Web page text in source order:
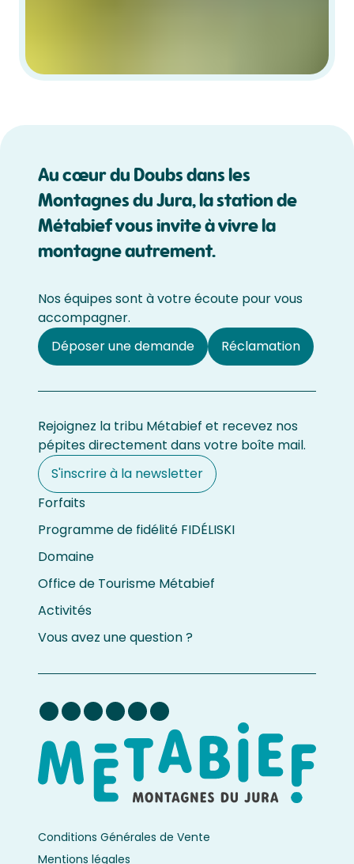
Au cœur du Doubs dans les
Montagnes du Jura, la station de
Métabief vous invite à vivre la
montagne autrement.
Nos équipes sont à votre écoute pour vous
accompagner.
Déposer une demande
Réclamation
Rejoignez la tribu Métabief et recevez nos
pépites directement dans votre boîte mail.
S'inscrire à la newsletter
Forfaits
Programme de fidélité FIDÉLISKI
Domaine
Office de Tourisme Métabief
Activités
Vous avez une question ?
Conditions Générales de Vente
Mentions légales